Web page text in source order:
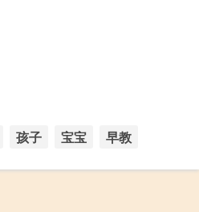
孩子 宝宝 早教